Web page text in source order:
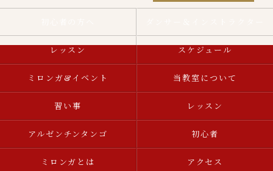
レッスン スケジュール
ミロンガ&イベント 当教室について
習い事 レッスン
アルゼンチンタンゴ 初心者
ミロンガとは アクセス